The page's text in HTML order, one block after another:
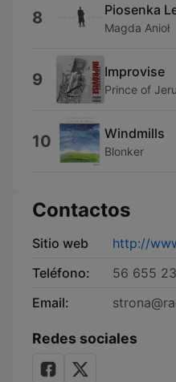
8 Piosenka
Magda Anioł
9 Improvise
Prince of
10 Windmills
Blonker
Contactos
Sitio web
http://
Teléfono:
56 655
Email:
Redes sociales